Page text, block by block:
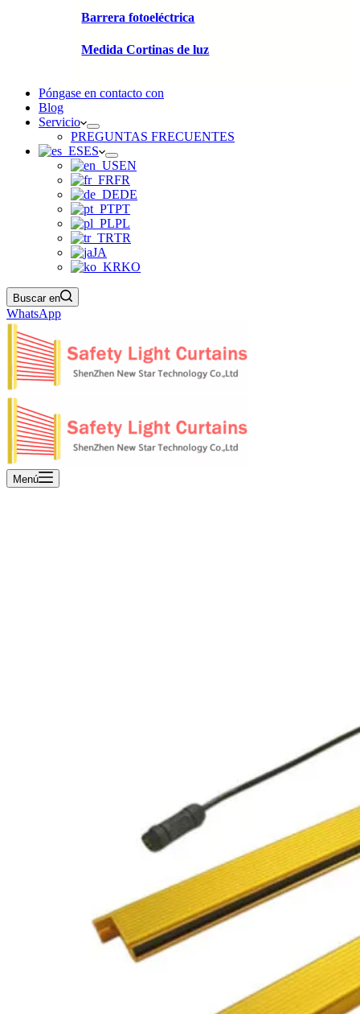
Barrera fotoeléctrica
Medida Cortinas de luz
Póngase en contacto con
Blog
Servicio
PREGUNTAS FRECUENTES
ES
EN
FR
DE
PT
PL
TR
JA
KO
Buscar en
WhatsApp
Menú